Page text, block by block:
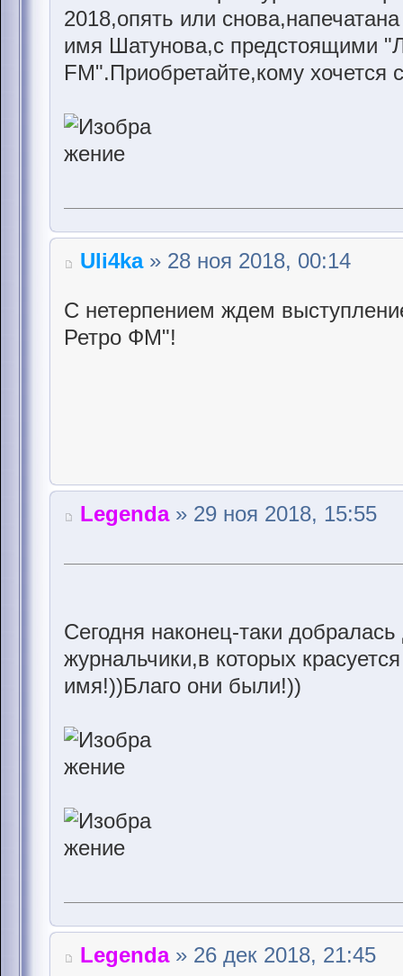
2018,опять или
имя Шатунова,с предстоящими
FM".Приобретайте,кому хочется
Uli4ka» 28 ноя 2018, 00:14
С нетерпением ждем
Ретро ФМ"!
Legenda» 29 ноя 2018, 15:55
Сегодня наконец-таки
журнальчики,в которых
имя!))Благо они были!))
Legenda» 26 дек 2018, 21:45